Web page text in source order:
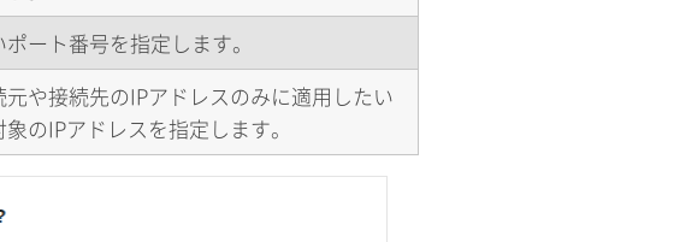
ート番号を指定します。
や接続先のIPアドレスのみに適用したい
のIPアドレスを指定します。